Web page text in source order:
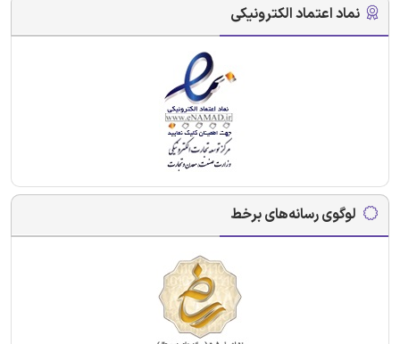
نماد اعتماد الکترونیکی
لوگوی رسانه‌های برخط